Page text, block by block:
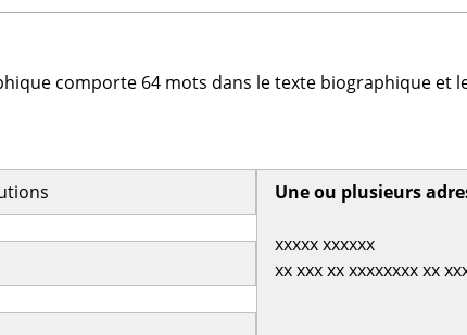
comporte 64 mots dans le texte biographique et
Une ou plusieurs
xxxxx xxxxxx
xx xxx xx xxxxxxxx xx